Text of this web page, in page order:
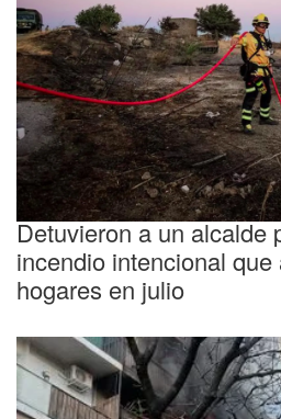
Peligro manufaturado
Detuvieron a un alcalde
incendio intencional
hogares en julio